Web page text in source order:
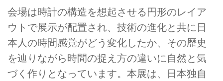
会場は時計の構造を想起させる円形のレイア
ウトで展示が配置され、技術の進化と共に日
本人の時間感覚がどう変化したか、その歴史
を辿りながら時間の捉え方の違いに自然と気
づく作りとなっています。本展は、日本独自